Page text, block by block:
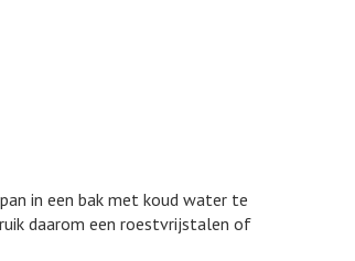
in een bak met koud water te
daarom een roestvrijstalen of